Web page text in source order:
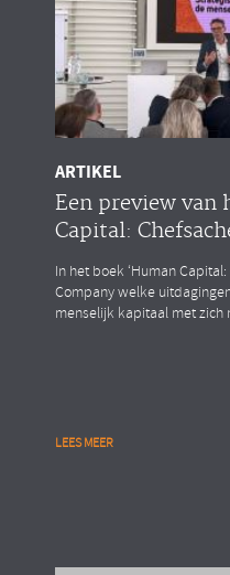
ARTIKEL
Een preview van
Capital:
In het boek ‘Human
Company welke
menselijk kapitaal met zich
LEES MEER